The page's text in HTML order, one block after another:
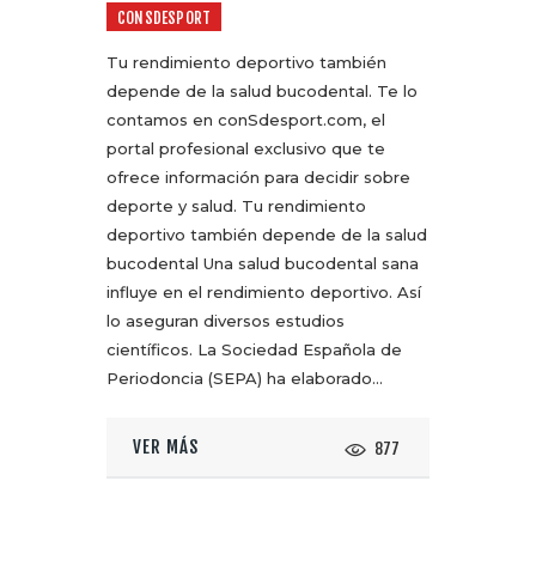
CONSDESPORT
Tu rendimiento deportivo también
depende de la salud bucodental. Te lo
contamos en conSdesport.com, el
portal profesional exclusivo que te
ofrece información para decidir sobre
deporte y salud. Tu rendimiento
deportivo también depende de la salud
bucodental Una salud bucodental sana
influye en el rendimiento deportivo. Así
lo aseguran diversos estudios
científicos. La Sociedad Española de
Periodoncia (SEPA) ha elaborado…
VER MÁS 877